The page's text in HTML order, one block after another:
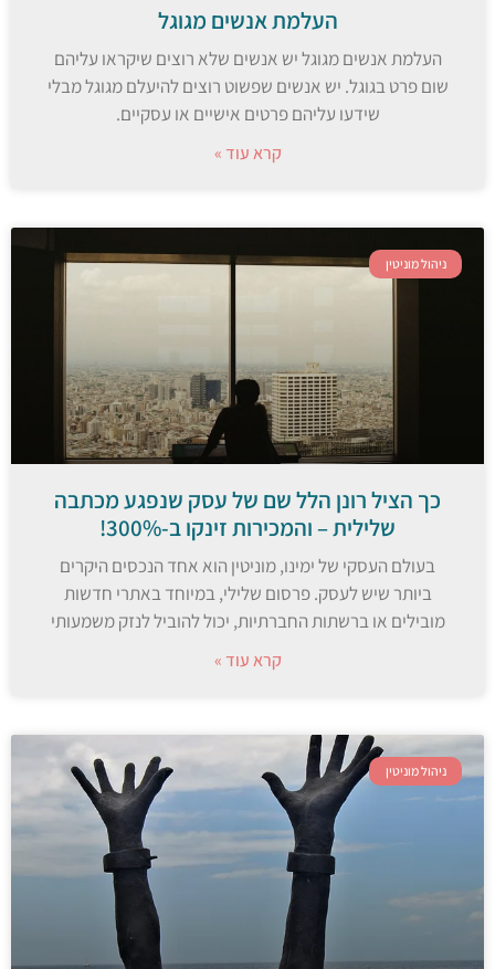
העלמת אנשים מגוגל
העלמת אנשים מגוגל יש אנשים שלא רוצים שיקראו עליהם
שום פרט בגוגל. יש אנשים שפשוט רוצים להיעלם מגוגל מבלי
שידעו עליהם פרטים אישיים או עסקיים.
קרא עוד »
ניהול מוניטין
כך הציל רונן הלל שם של עסק שנפגע מכתבה
שלילית – והמכירות זינקו ב-300%!
בעולם העסקי של ימינו, מוניטין הוא אחד הנכסים היקרים
ביותר שיש לעסק. פרסום שלילי, במיוחד באתרי חדשות
מובילים או ברשתות החברתיות, יכול להוביל לנזק משמעותי
קרא עוד »
ניהול מוניטין